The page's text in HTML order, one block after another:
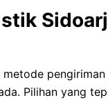
Pilihan yang